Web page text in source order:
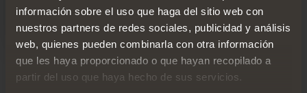
información sobre el uso que haga del sitio web con
nuestros partners de redes sociales, publicidad y análisis
web, quienes pueden combinarla con otra información
que les haya proporcionado o que hayan recopilado a
partir del uso que haya hecho de sus servicios.
Prospecto técnico